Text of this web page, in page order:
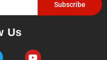
Subscribe
Us
Y